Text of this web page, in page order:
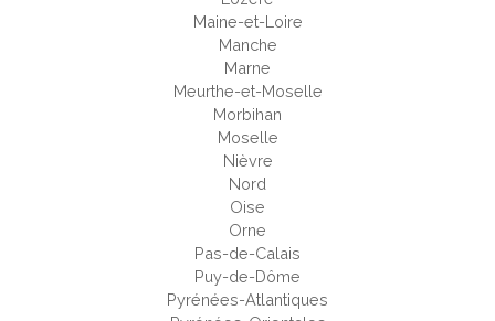
Maine-et-Loire
Manche
Marne
Meurthe-et-Moselle
Morbihan
Moselle
Nièvre
Nord
Oise
Orne
Pas-de-Calais
Puy-de-Dôme
Pyrénées-Atlantiques